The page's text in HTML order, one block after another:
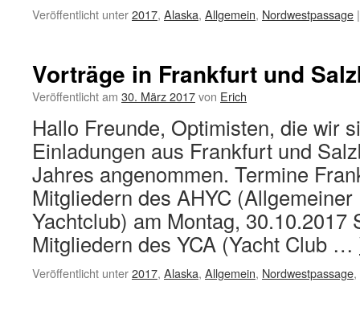
Veröffentlicht unter2017, Alaska, Allgemein, Nordwestpassage |
Vorträge in Frankfurt und
Veröffentlicht am 30. März 2017von Erich
Hallo Freunde, Optimisten, die wir
Einladungen aus Frankfurt und
Jahres angenommen. Termine
Mitgliedern des AHYC
Yachtclub) am Montag, 30.10.2017
Mitgliedern des YCA (Yacht Club …
Veröffentlicht unter2017, Alaska, Allgemein, Nordwestpassage,